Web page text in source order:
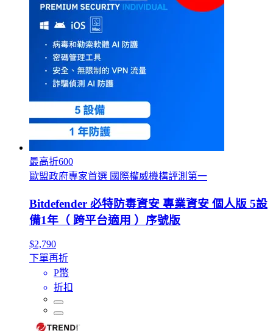
最高折600
歐盟政府專家首選 國際權威機構評測第一
Bitdefender 必特防毒資安 專業資安 個人版 5設
備1年（ 跨平台適用 ）序號版
$2,790
下單再折
P幣
折扣